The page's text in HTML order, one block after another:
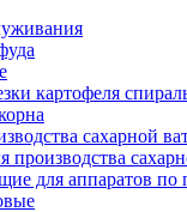
картофеля
сахарной
производства
для аппаратов по